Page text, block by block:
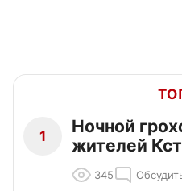
1
Ночной
жителей
345